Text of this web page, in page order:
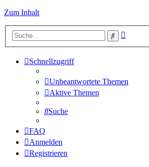
Zum Inhalt
Suche
Schnellzugriff
Unbeantwortete Themen
Aktive Themen
Suche
FAQ
Anmelden
Registrieren